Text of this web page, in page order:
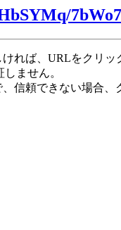
れば、URLをクリ
ません。
信頼できない場合、